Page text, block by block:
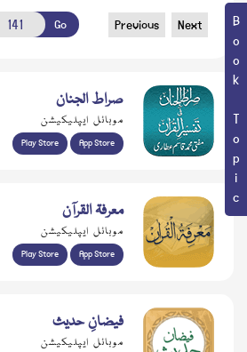
Book Topic
Go Previous Next
صراط الجنان
موبائل ایپلیکیشن
Play Store App Store
معرفۃ القرآن
موبائل ایپلیکیشن
Play Store App Store
فیضانِ حدیث
موبائل ایپلیکیشن